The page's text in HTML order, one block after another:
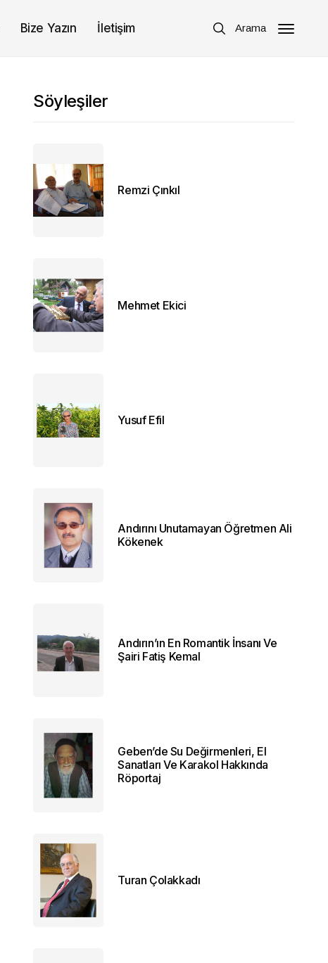
Arama
Bize Yazın İletişim
Söyleşiler
Remzi Çınkıl
Mehmet Ekici
Yusuf Efil
Andırını Unutamayan Öğretmen Ali
Kökenek
Andırın’ın En Romantik İnsanı Ve
Şairi Fatiş Kemal
Geben’de Su Değirmenleri, El
Sanatları Ve Karakol Hakkında
Röportaj
Turan Çolakkadı